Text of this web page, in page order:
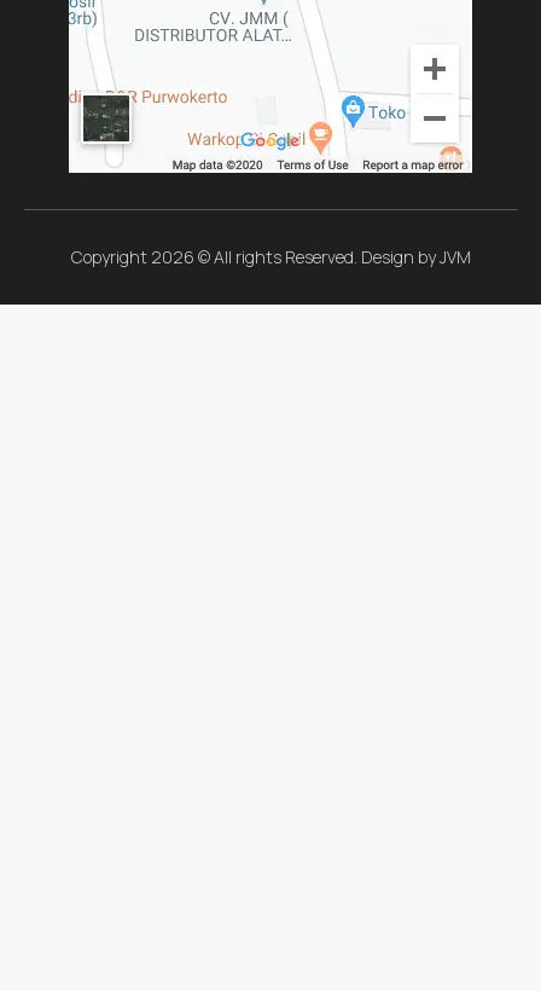
Copyright 2026 © All rights Reserved. Design by JVM